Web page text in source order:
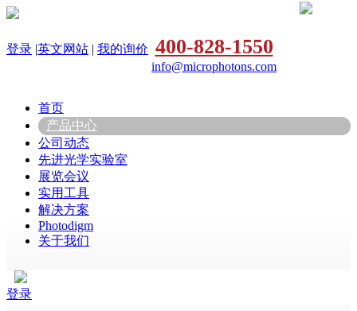
登录 |英文网站 | 我的询价 400-828-1550
info@microphotons.com
首页
产品中心
公司动态
先进光学实验室
展览会议
实用工具
解决方案
Photodigm
关于我们
登录